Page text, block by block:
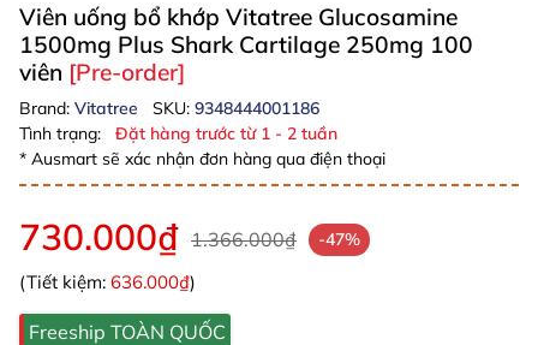
Viên uống bổ khớp Vitatree Glucosamine
1500mg Plus Shark Cartilage 250mg 100
viên [Pre-order]
Brand: Vitatree SKU: 9348444001186
Tình trạng:
Đặt hàng trước từ 1 - 2 tuần
* Ausmart sẽ xác nhận đơn hàng qua điện thoại
730.000₫ 1.366.000₫ -47%
(Tiết kiệm: 636.000₫)
Freeship TOÀN QUỐC